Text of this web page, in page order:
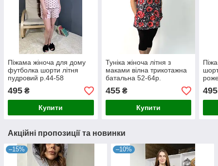
Піжама жіноча для дому
футболка шорти літня
пудровий р.44-58
495 ₴
Купити
Туніка жіноча літня з
маками вілна трикотажна
батальна 52-64р.
455₴
Купити
495
Акційні пропозиції та новинки
–15% –10%